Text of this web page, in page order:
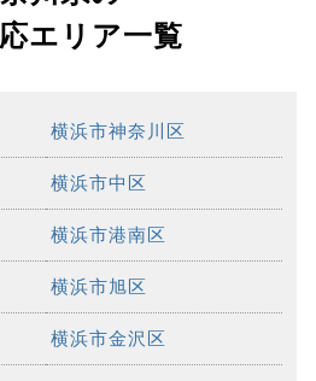
エリア一覧
横浜市神奈川区
横浜市中区
横浜市港南区
横浜市旭区
横浜市金沢区